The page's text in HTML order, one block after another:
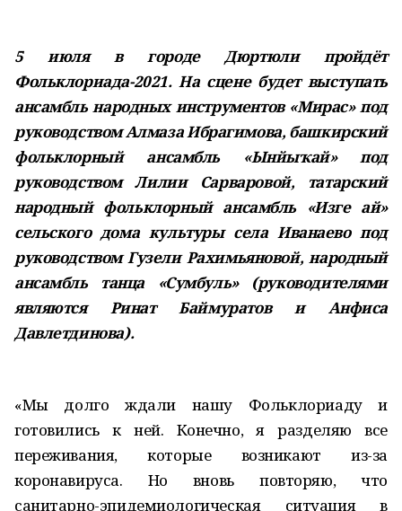
5 июля в городе Дюртюли пройдёт
Фольклориада-2021. ​На сцене будет выступать
ансамбль народных инструментов «Мирас» под
руководством Алмаза Ибрагимова, башкирский
фольклорный ансамбль «Ынйыҡай» под
руководством Лилии Сарваровой, татарский
народный фольклорный ансамбль «Изге ай»
сельского дома культуры села Иванаево под
руководством Гузели Рахимьяновой, народный
ансамбль танца «Сумбуль» (руководителями
являются Ринат Баймуратов и Анфиса
Давлетдинова).
«Мы долго ждали нашу Фольклориаду и
готовились к ней. Конечно, я разделяю все
переживания, которые возникают из-за
коронавируса. Но вновь повторяю, что
санитарно-эпидемиологическая ситуация в